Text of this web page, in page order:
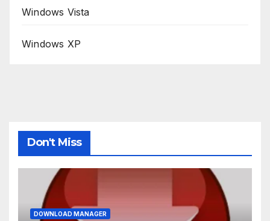
Windows Vista
Windows XP
Don't Miss
DOWNLOAD MANAGER